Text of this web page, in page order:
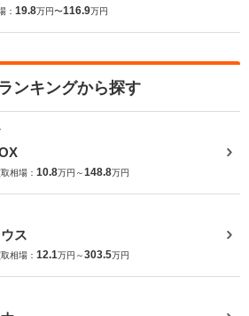
： 19.8万円〜116.9万円
ンキングから探す
相場： 10.8万円～148.8万円
ス
相場： 12.1万円～303.5万円